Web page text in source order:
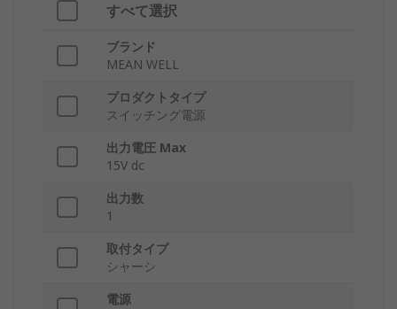
すべて選択
ブランド
MEAN WELL
プロダクトタイプ
スイッチング電源
出力電圧 Max
15V dc
出力数
1
取付タイプ
シャーシ
電源